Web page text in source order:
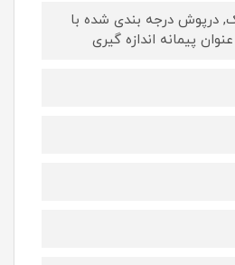
درپوش درجه بندی شده با
پیمانه اندازه گیری